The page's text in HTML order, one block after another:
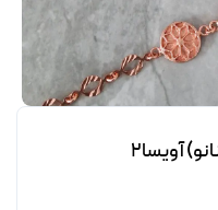
آویسا2